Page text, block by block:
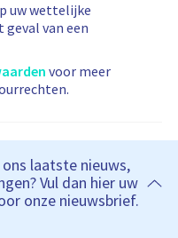
uw wettelijke
van een
voor meer
laatste nieuws,
Vul dan hier uw
onze nieuwsbrief.